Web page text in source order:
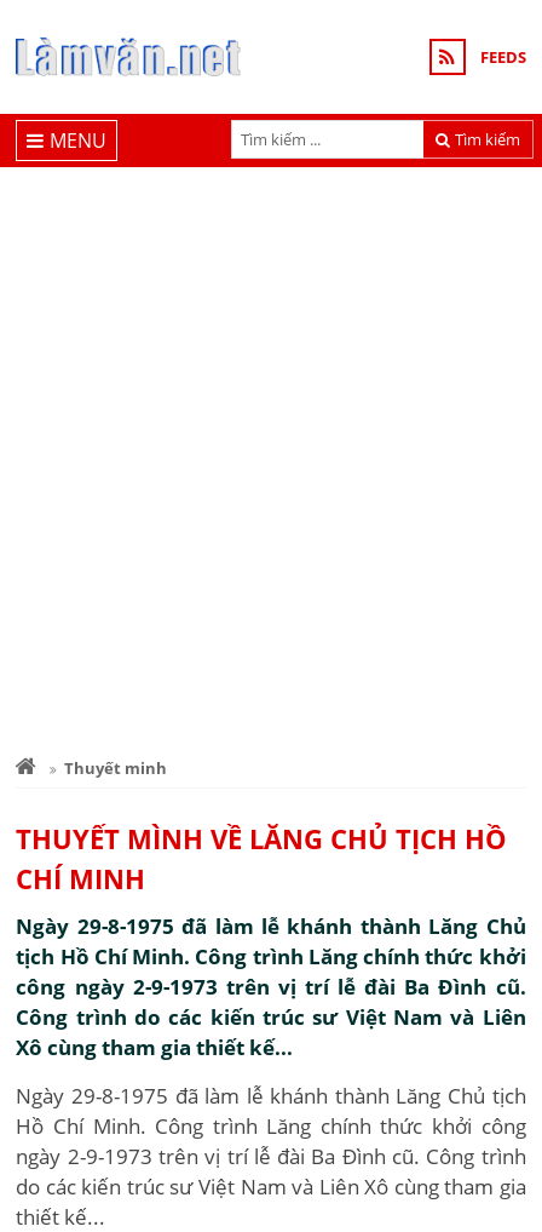
FEEDS
Tìm kiếm
MENU
Thuyết minh
THUYẾT MÌNH VỀ LĂNG CHỦ TỊCH HỒ
CHÍ MINH
Ngày 29-8-1975 đã làm lễ khánh thành Lăng Chủ
tịch Hồ Chí Minh. Công trình Lăng chính thức khởi
công ngày 2-9-1973 trên vị trí lễ đài Ba Đình cũ.
Công trình do các kiến trúc sư Việt Nam và Liên
Xô cùng tham gia thiết kế...
Ngày 29-8-1975 đã làm lễ khánh thành Lăng Chủ tịch
Hồ Chí Minh. Công trình Lăng chính thức khởi công
ngày 2-9-1973 trên vị trí lễ đài Ba Đình cũ. Công trình
do các kiến trúc sư Việt Nam và Liên Xô cùng tham gia
thiết kế...